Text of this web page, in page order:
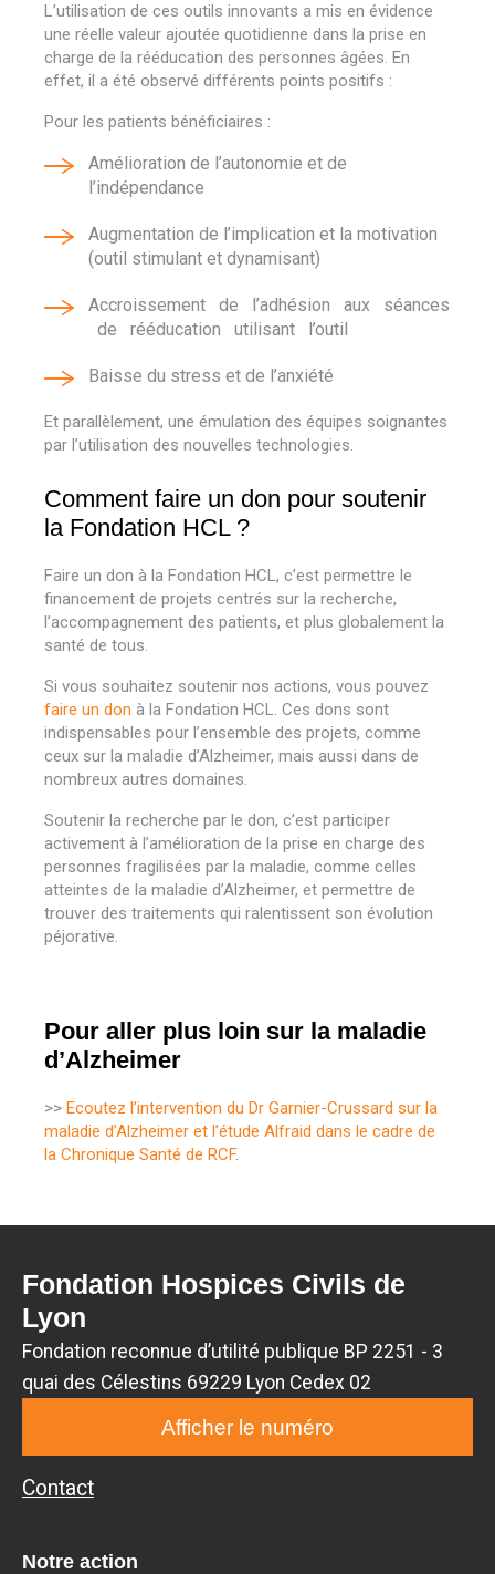
L’utilisation de ces outils innovants a mis en évidence
une réelle valeur ajoutée quotidienne dans la prise en
charge de la rééducation des personnes âgées. En
effet, il a été observé différents points positifs :
Pour les patients bénéficiaires :
Amélioration de l’autonomie et de
l’indépendance
Augmentation de l’implication et la motivation
(outil stimulant et dynamisant)
Accroissement de l’adhésion aux séances
de rééducation utilisant l’outil
Baisse du stress et de l’anxiété
Et parallèlement, une émulation des équipes soignantes
par l’utilisation des nouvelles technologies.
Comment faire un don pour soutenir
la Fondation HCL ?
Faire un don à la Fondation HCL, c’est permettre le
financement de projets centrés sur la recherche,
l’accompagnement des patients, et plus globalement la
santé de tous.
Si vous souhaitez soutenir nos actions, vous pouvez
faire un don à la Fondation HCL. Ces dons sont
indispensables pour l’ensemble des projets, comme
ceux sur la maladie d’Alzheimer, mais aussi dans de
nombreux autres domaines.
Soutenir la recherche par le don, c’est participer
activement à l’amélioration de la prise en charge des
personnes fragilisées par la maladie, comme celles
atteintes de la maladie d’Alzheimer, et permettre de
trouver des traitements qui ralentissent son évolution
péjorative.
Pour aller plus loin sur la maladie
d’Alzheimer
>> Ecoutez l’intervention du Dr Garnier-Crussard sur la
maladie d’Alzheimer et l’étude Alfraid dans le cadre de
la Chronique Santé de RCF.
Fondation Hospices Civils de
Lyon
Fondation reconnue d’utilité publique BP 2251 - 3
quai des Célestins 69229 Lyon Cedex 02
Afficher le numéro
Contact
Notre action